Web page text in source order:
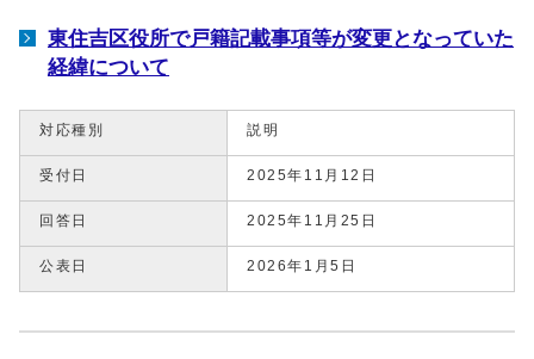
東住吉区役所で戸籍記載事項等が変更となっていた
経緯について
対応種別 説明
受付日 2025年11月12日
回答日 2025年11月25日
公表日 2026年1月5日